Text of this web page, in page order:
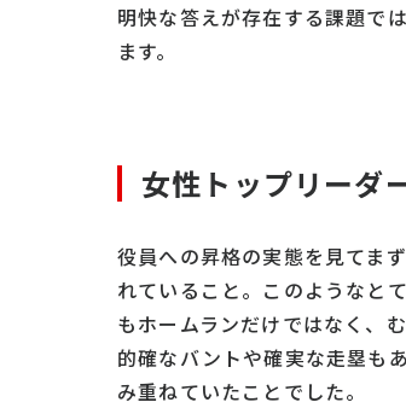
明快な答えが存在する課題で
ます。
女性トップリーダ
役員への昇格の実態を見てま
れていること。このようなと
もホームランだけではなく、
的確なバントや確実な走塁も
み重ねていたことでした。